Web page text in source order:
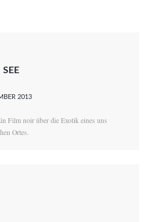
2013
Film noir über die Exotik eines uns
Ortes.